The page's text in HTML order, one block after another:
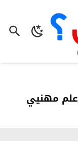
مهنيي